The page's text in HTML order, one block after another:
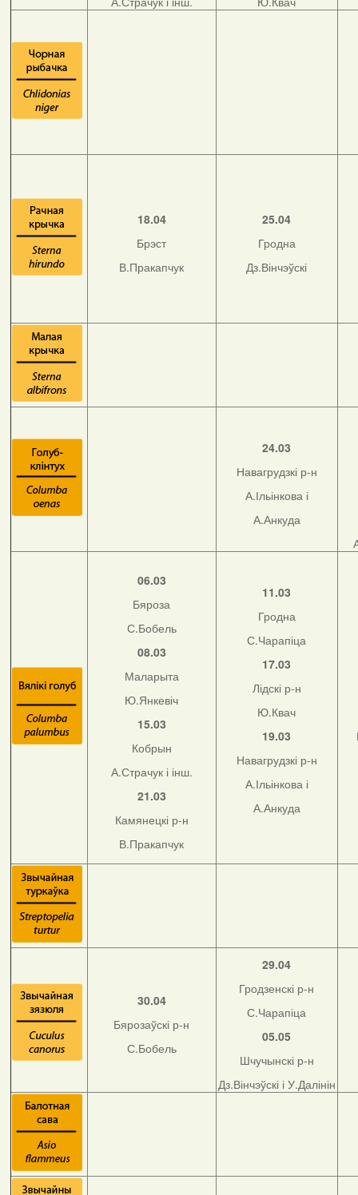
18.04
Брэст
В.Пракапчук
25.04
Гродна
Дз.Вінчэўскі
24.03
Навагрудзкі р-н
А.Ільінкова і
А.Анкуда
06.03
Бяроза
С.Бобель
08.03
Маларыта
Ю.Янкевіч
15.03
Кобрын
А.Страчук і інш.
21.03
Камянецкі р-н
В.Пракапчук
11.03
Гродна
С.Чарапіца
17.03
Лідскі р-н
Ю.Квач
19.03
Навагрудзкі р-н
А.Ільінкова і
А.Анкуда
30.04
Бярозаўскі р-н
С.Бобель
29.04
Гродзенскі р-н
С.Чарапіца
05.05
Шчучынскі р-н
Дз.Вінчэўскі і У.Далінін